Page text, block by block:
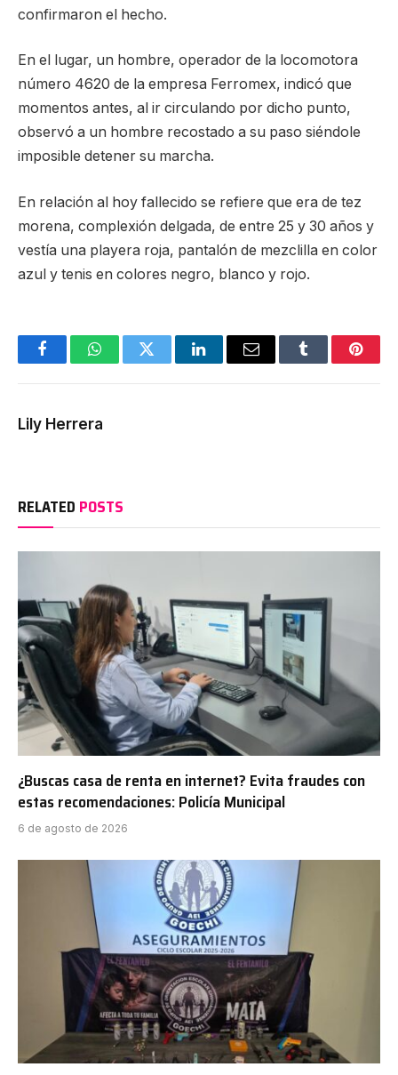
confirmaron el hecho.
En el lugar, un hombre, operador de la locomotora
número 4620 de la empresa Ferromex, indicó que
momentos antes, al ir circulando por dicho punto,
observó a un hombre recostado a su paso siéndole
imposible detener su marcha.
En relación al hoy fallecido se refiere que era de tez
morena, complexión delgada, de entre 25 y 30 años y
vestía una playera roja, pantalón de mezclilla en color
azul y tenis en colores negro, blanco y rojo.
FacebookWhatsAppTwitter LinkedInEmail Tumblr
Lily Herrera
RELATED POSTS
¿Buscas casa de renta en internet? Evita fraudes con
estas recomendaciones: Policía Municipal
6 de agosto de 2026